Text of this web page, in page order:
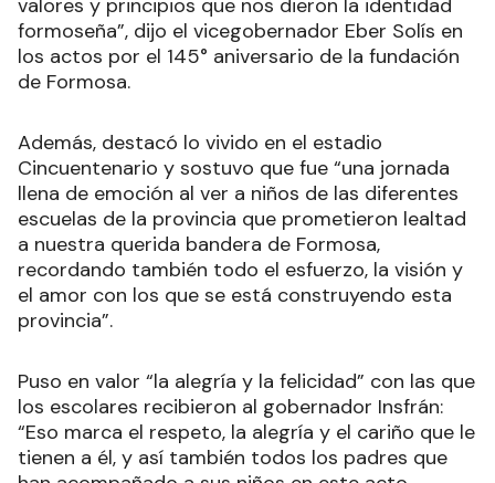
formoseña”, dijo el vicegobernador Eber Solís en
los actos por el 145° aniversario de la fundación
de Formosa.
Además, destacó lo vivido en el estadio
Cincuentenario y sostuvo que fue “una jornada
llena de emoción al ver a niños de las diferentes
escuelas de la provincia que prometieron lealtad
a nuestra querida bandera de Formosa,
recordando también todo el esfuerzo, la visión y
el amor con los que se está construyendo esta
provincia”.
Puso en valor “la alegría y la felicidad” con las que
los escolares recibieron al gobernador Insfrán:
“Eso marca el respeto, la alegría y el cariño que le
tienen a él, y así también todos los padres que